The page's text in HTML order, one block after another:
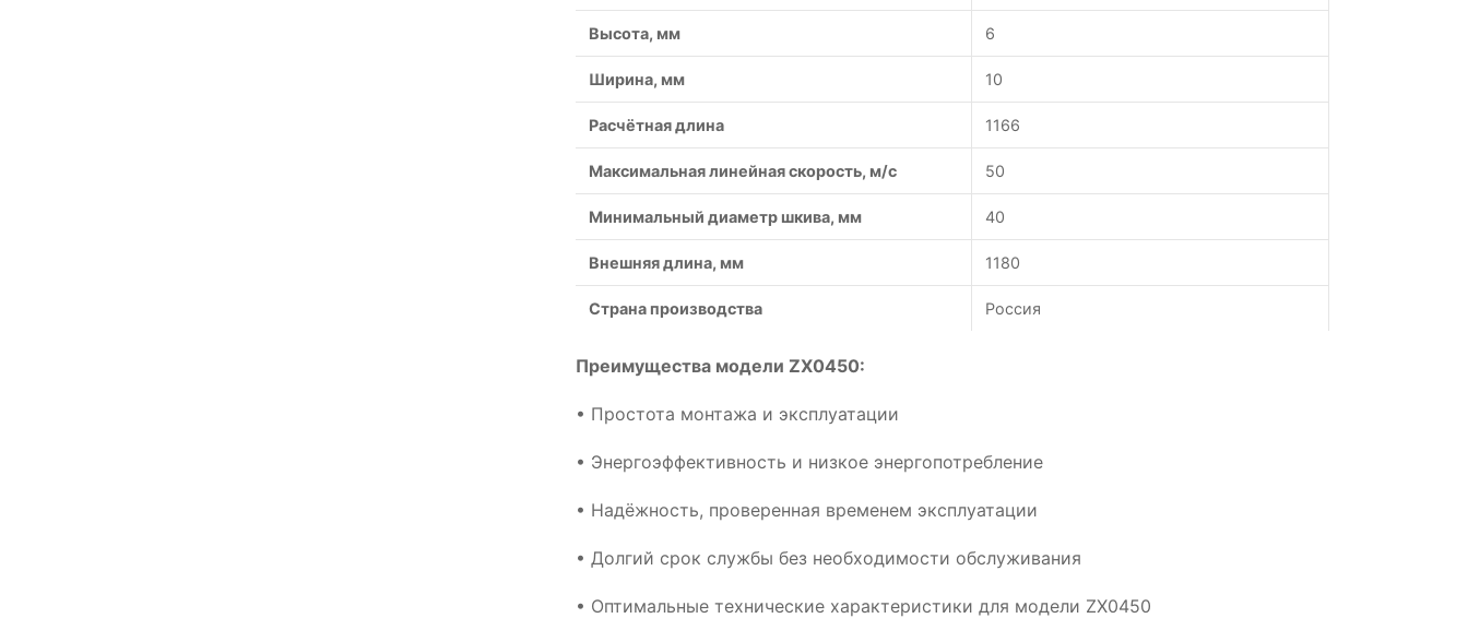
Высота, мм 6
Ширина, мм 10
Расчётная длина 1166
Максимальная линейная скорость, м/с 50
Минимальный диаметр шкива, мм 40
Внешняя длина, мм 1180
Страна производства Россия
Преимущества модели ZX0450:
• Простота монтажа и эксплуатации
• Энергоэффективность и низкое энергопотребление
• Надёжность, проверенная временем эксплуатации
• Долгий срок службы без необходимости обслуживания
• Оптимальные технические характеристики для модели ZX0450